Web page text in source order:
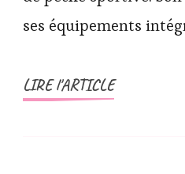
ses équipements
LIRE l'ARTICLE